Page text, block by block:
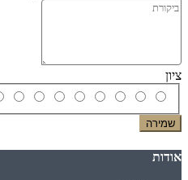
ציון
שמירה
אודות